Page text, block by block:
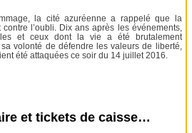
la cité azuréenne a rappelé que la
l’oubli. Dix ans après les événements,
et ceux dont la vie a été brutalement
volonté de défendre les valeurs de liberté,
été attaquées ce soir du 14 juillet 2016.
et tickets de caisse…